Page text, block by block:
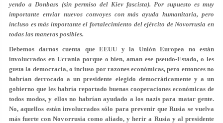
yendo a Donbass (sin permiso del Kiev fascista). Por supuesto es muy
importante enviar nuevos convoyes con más ayuda humanitaria, pero
incluso es más importante el fortalecimiento del ejército de Novorrusia en
todas las maneras posibles.
Debemos darnos cuenta que EEUU y la Unión Europea no están
involucrados en Ucrania porque o bien, aman ese pseudo-Estado, o les
gusta la democracia, o incluso por razones económicas, pero entonces no
habrían derrocado a un presidente elegido democráticamente y a un
gobierno que les habría reportado buenas cooperaciones económicas de
todos modos, y ellos no habrían ayudado a los nazis para matar gente.
No, aquellos están involucrados sólo para prevenir que Rusia se vuelva
más fuerte con Novorrusia como aliado, y herir a Rusia y al presidente